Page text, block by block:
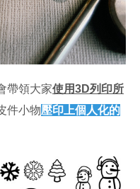
帶領大家使用3D列印所
件小物壓印上個人化的